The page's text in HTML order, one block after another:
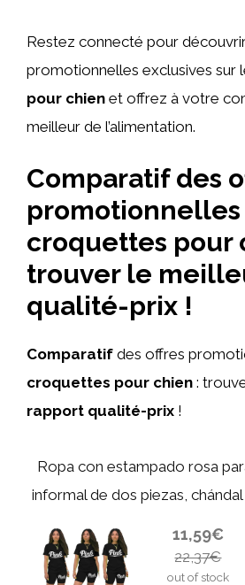
Restez connecté pour
promotionnelles exclusives sur
pour chien et offrez à votre
meilleur de l’alimentation.
Comparatif des
promotionnelles
croquettes pour
trouver le
qualité-prix !
Comparatif des offres
croquettes pour chien :
rapport qualité-prix !
Ropa con estampado rosa
informal de dos piezas,
11,59€
22,37€
out of stock